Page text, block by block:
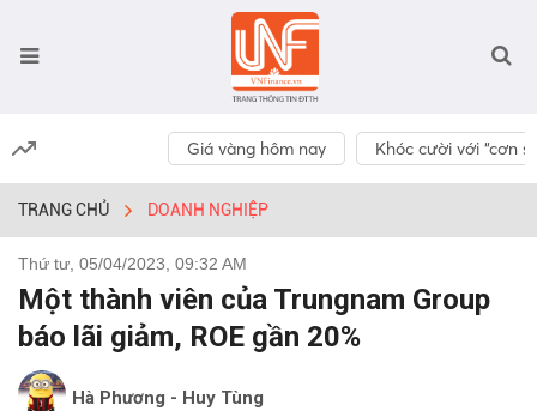
Giá vàng hôm nay Khóc cười với “cơn
TRANG CHỦ DOANH NGHIỆP
Thứ tư, 05/04/2023, 09:32 AM
Một thành viên của Trungnam Group
báo lãi giảm, ROE gần 20%
Hà Phương - Huy Tùng